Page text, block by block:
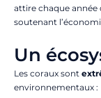
attire chaque année
soutenant
Un
Les coraux sont
environnementaux :